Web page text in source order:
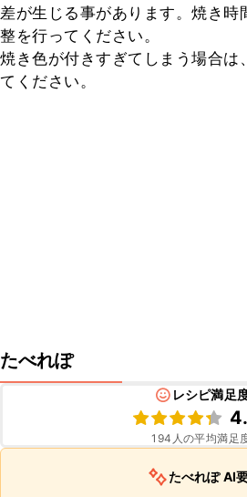
差が生じる事があります。焼き時
整を行ってください。
焼き色が付きすぎてしまう場合は
てください。
たべれぽ
レシピ満足
194 人の平均満足
たべれぽ AI